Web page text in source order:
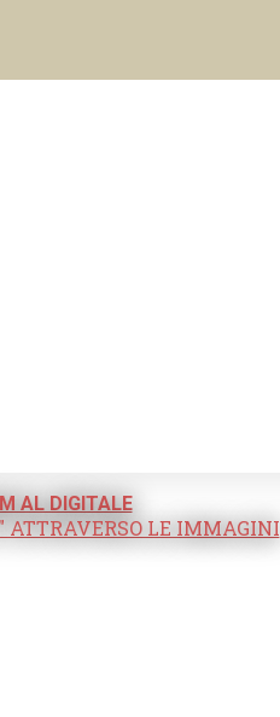
AL DIGITALE
LE IMMAGINI